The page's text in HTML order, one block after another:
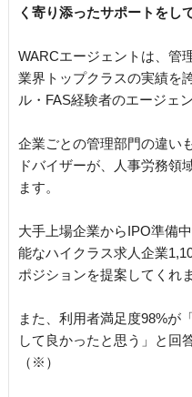
く寄り添ったサポートをし
WARCエージェントは、管
業界トップクラスの実績を
ル・FAS経験者のエージェ
企業ごとの管理部門の違い
ドバイザーが、人事労務領
ます。
大手上場企業からIPO準備
能なハイクラス求人企業
ポジションを提案してくれ
また、利用者満足度98%が
して良かったと思う」と回
（※）